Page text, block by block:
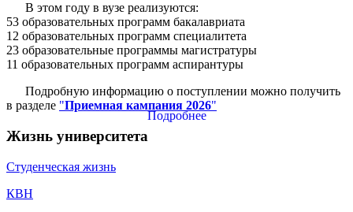
Подробнее
В этом году в вузе реализуются:
53 образовательных программ бакалавриата
12 образовательных программ специалитета
23 образовательные программы магистратуры
11 образовательных программ аспирантуры
Подробную информацию о поступлении можно получить
в разделе "Приемная кампания 2026"
Жизнь университета
Студенческая жизнь
КВН